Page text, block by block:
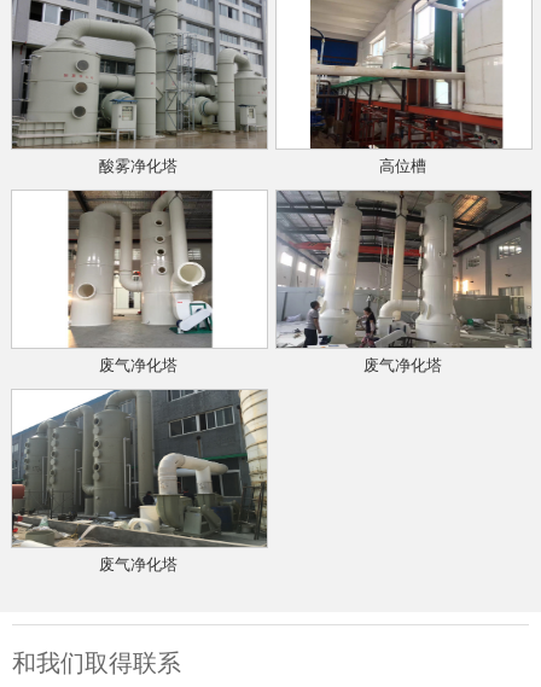
酸雾净化塔 高位槽
废气净化塔 废气净化塔
废气净化塔
和我们取得联系